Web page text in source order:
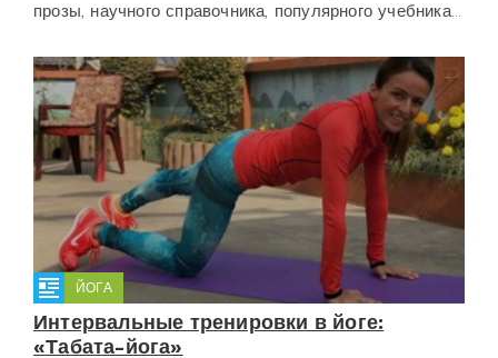
прозы, научного справочника, популярного учебника...
ЙОГА
Интервальные тренировки в йоге:
«Табата-йога»